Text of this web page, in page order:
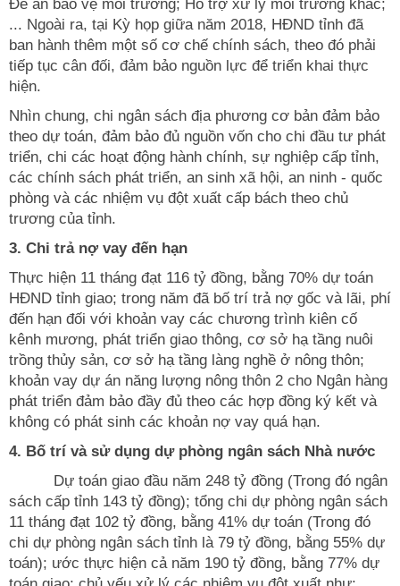
Đề án bảo vệ môi trường; Hỗ trợ xử lý môi trường khác;
... Ngoài ra, tại Kỳ họp giữa năm 2018, HĐND tỉnh đã
ban hành thêm một số cơ chế chính sách, theo đó phải
tiếp tục cân đối, đảm bảo nguồn lực để triển khai thực
hiện.
Nhìn chung, chi ngân sách địa phương cơ bản đảm bảo
theo dự toán, đảm bảo đủ nguồn vốn cho chi đầu tư phát
triển, chi các hoạt động hành chính, sự nghiệp cấp tỉnh,
các chính sách phát triển, an sinh xã hội, an ninh - quốc
phòng và các nhiệm vụ đột xuất cấp bách theo chủ
trương của tỉnh.
3. Chi trả nợ vay đến hạn
Thực hiện 11 tháng đạt 116 tỷ đồng, bằng 70% dự toán
HĐND tỉnh giao; trong năm đã bố trí trả nợ gốc và lãi, phí
đến hạn đối với khoản vay các chương trình kiên cố
kênh mương, phát triển giao thông, cơ sở hạ tầng nuôi
trồng thủy sản, cơ sở hạ tầng làng nghề ở nông thôn;
khoản vay dự án năng lượng nông thôn 2 cho Ngân hàng
phát triển đảm bảo đầy đủ theo các hợp đồng ký kết và
không có phát sinh các khoản nợ vay quá hạn.
4. Bố trí và sử dụng dự phòng ngân sách Nhà nước
Dự toán giao đầu năm 248 tỷ đồng (Trong đó ngân
sách cấp tỉnh 143 tỷ đồng); tổng chi dự phòng ngân sách
11 tháng đạt 102 tỷ đồng, bằng 41% dự toán (Trong đó
chi dự phòng ngân sách tỉnh là 79 tỷ đồng, bằng 55% dự
toán); ước thực hiện cả năm 190 tỷ đồng, bằng 77% dự